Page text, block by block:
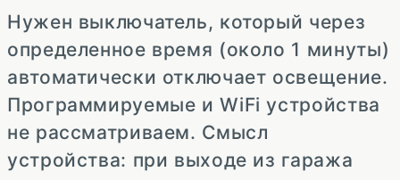
Нужен выключатель, который через
определенное время (около 1 минуты)
автоматически отключает освещение.
Программируемые и WiFi устройства
не рассматриваем. Смысл
устройства: при выходе из гаража